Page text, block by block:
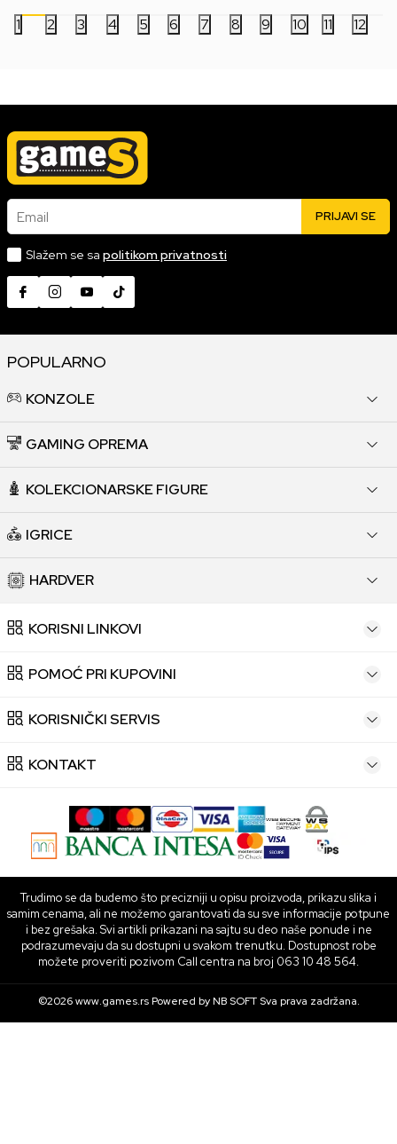
1 2 3 4 5 6 7 8 9 10 11 12
Email PRIJAVI SE
Slažem se sa politikom privatnosti
POPULARNO
KONZOLE
GAMING OPREMA
KOLEKCIONARSKE FIGURE
IGRICE
HARDVER
KORISNI LINKOVI
POMOĆ PRI KUPOVINI
KORISNIČKI SERVIS
KONTAKT
Trudimo se da budemo što precizniji u opisu proizvoda, prikazu slika i
samim cenama, ali ne možemo garantovati da su sve informacije potpune
i bez grešaka. Svi artikli prikazani na sajtu su deo naše ponude i ne
podrazumevaju da su dostupni u svakom trenutku. Dostupnost robe
možete proveriti pozivom Call centra na broj 063 10 48 564.
©2026www.games.rs Powered byNB SOFTSva prava zadržana.